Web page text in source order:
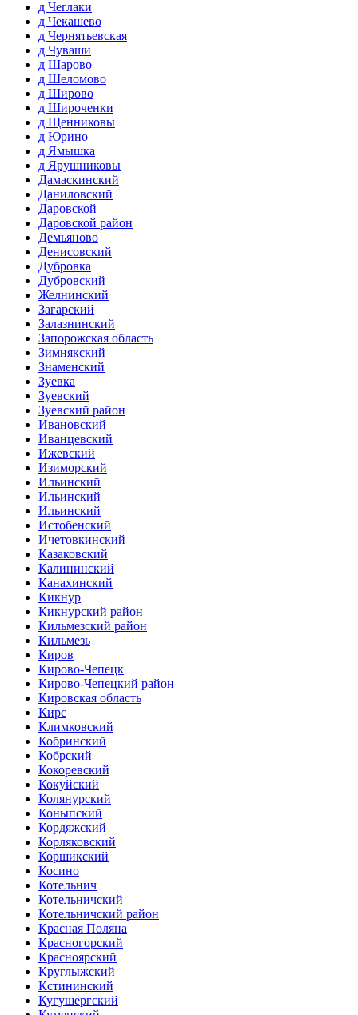
д Чеглаки
д Чекашево
д Чернятьевская
д Чуваши
д Шарово
д Шеломово
д Широво
д Широченки
д Щенниковы
д Юрино
д Ямышка
д Ярушниковы
Дамаскинский
Даниловский
Даровской
Даровской район
Демьяново
Денисовский
Дубровка
Дубровский
Желнинский
Загарский
Залазнинский
Запорожская область
Зимнякский
Знаменский
Зуевка
Зуевский
Зуевский район
Ивановский
Иванцевский
Ижевский
Изиморский
Ильинский
Ильинский
Ильинский
Истобенский
Ичетовкинский
Казаковский
Калининский
Канахинский
Кикнур
Кикнурский район
Кильмезский район
Кильмезь
Киров
Кирово-Чепецк
Кирово-Чепецкий район
Кировская область
Кирс
Климковский
Кобринский
Кобрский
Кокоревский
Кокуйский
Колянурский
Коныпский
Кордяжский
Корляковский
Коршикский
Косино
Котельнич
Котельничский
Котельничский район
Красная Поляна
Красногорский
Красноярский
Круглыжский
Кстининский
Кугушергский